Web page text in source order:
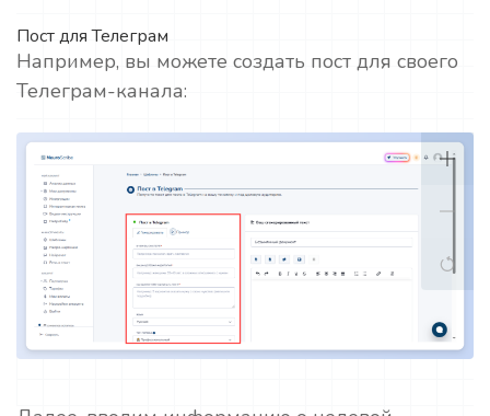
Пост для Телеграм
Например, вы можете создать пост для своего
Телеграм-канала: